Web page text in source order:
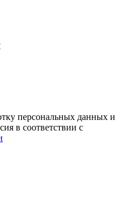
персональных данных и
в соответствии с